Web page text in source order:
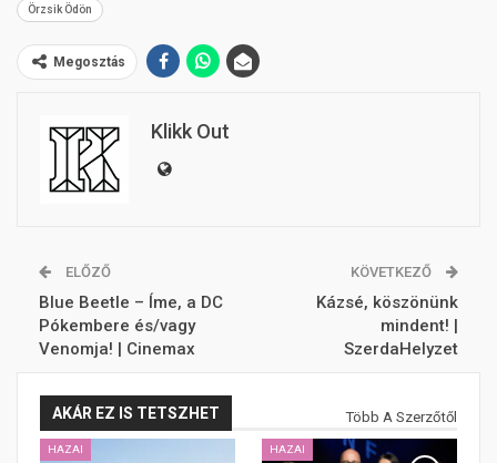
Örzsik Ödön
Megosztás
Klikk Out
ELŐZŐ
Blue Beetle – Íme, a DC
Pókembere és/vagy
Venomja! | Cinemax
KÖVETKEZŐ
Kázsé, köszönünk
mindent! |
SzerdaHelyzet
AKÁR EZ IS TETSZHET Több A Szerzőtől
HAZAI HAZAI